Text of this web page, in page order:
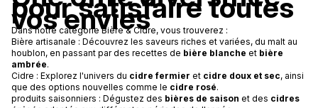
pour satisfaire toutes
vos envies
Dans notre catégorie Bière & Cidre, vous trouverez :
Bière artisanale : Découvrez les saveurs riches et variées, du malt au
houblon, en passant par des recettes de bière blanche et bière
ambrée.
Cidre : Explorez l'univers du cidre fermier et cidre doux et sec, ainsi
que des options nouvelles comme le cidre rosé.
produits saisonniers : Dégustez des bières de saison et des cidres